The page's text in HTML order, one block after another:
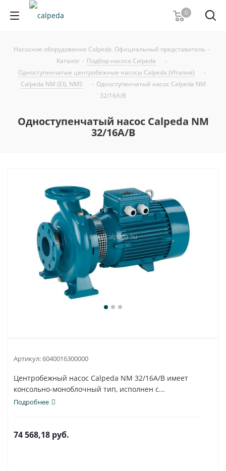
0
Насосное оборудование Calpeda. Официальный представитель -
Каталог - Подбор насоса Calpeda
-
Одноступенчатые центробежные насосы Calpeda (Италия)
-
Calpeda NM (EI), NMS
- Одноступенчатый насос Calpeda NM
32/16A/B
Одноступенчатый насос Calpeda NM
32/16A/B
Артикул:6040016300000
Центробежный насос Calpeda NM 32/16A/B имеет
консольно-моноблочный тип, исполнен с...
Подробнее
74 568,18 руб.